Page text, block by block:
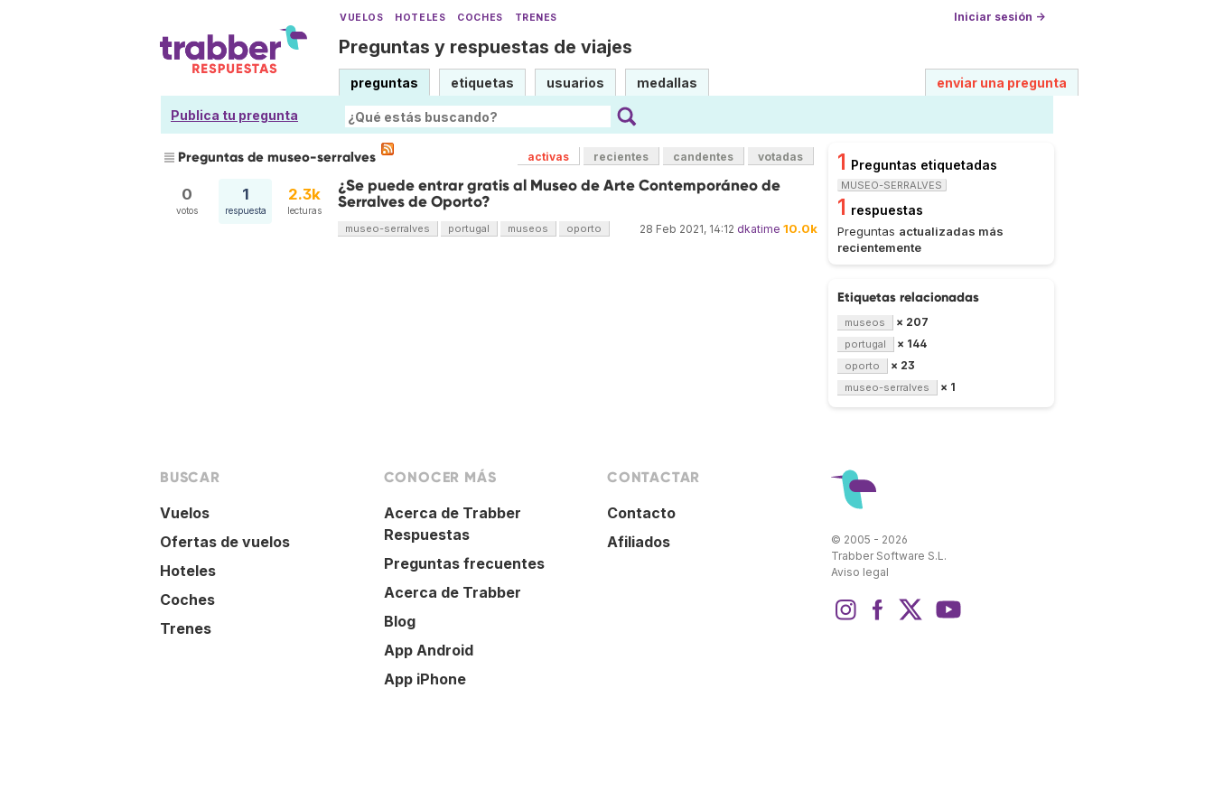
VUELOS HOTELES COCHES TRENES Iniciar sesión →
Preguntas y respuestas de viajes
preguntas etiquetas usuarios medallas enviar una pregunta
Publica tu pregunta
Preguntas de museo-serralves activas recientes candentes votadas
0
votos
1
respuesta
2.3k
lecturas
¿Se puede entrar gratis al Museo de Arte Contemporáneo de
Serralves de Oporto?
28 Feb 2021, 14:12 dkatime 10.0k
museo-serralves portugal museos oporto
1 Preguntas etiquetadas
MUSEO-SERRALVES
1 respuestas
Preguntas actualizadas más
recientemente
Etiquetas relacionadas
museos × 207
portugal × 144
oporto × 23
museo-serralves × 1
BUSCAR
Vuelos
Ofertas de vuelos
Hoteles
Coches
Trenes
CONOCER MÁS
Acerca de Trabber
Respuestas
Preguntas frecuentes
Acerca de Trabber
Blog
App Android
App iPhone
CONTACTAR
Contacto
Afiliados
© 2005 - 2026
Trabber Software S.L.
Aviso legal